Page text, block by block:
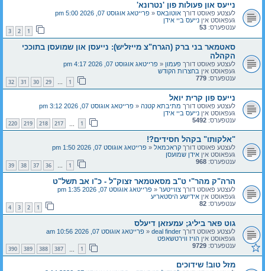
נייעס און פעולות פון 'נטרונא'
לעצטע פאוסט דורך אוטובאס « פרייטאג אוגוסט 07, 2026 5:00 pm
געפאוסט אין נייעס ביי אידן
ענטפערס: 53
1
2
3
סאטמאר בני ברק (הגרח"צ מייזליש): נייעסן און שמועסן בתוככי
הקהלה
לעצטע פאוסט דורך פעמון « פרייטאג אוגוסט 07, 2026 4:17 pm
געפאוסט אין בחצרות הקודש
ענטפערס: 779
1
…
29
30
31
32
נייעס פון קרית יואל
לעצטע פאוסט דורך מתיבתא קטנה « פרייטאג אוגוסט 07, 2026 3:12 pm
געפאוסט אין נייעס ביי אידן
ענטפערס: 5492
1
217
218
219
220
"אלקותו" בקהל חסידים?!
לעצטע פאוסט דורך קראכמאל « פרייטאג אוגוסט 07, 2026 1:50 pm
געפאוסט אין אידן שמועסן
ענטפערס: 968
1
…
36
37
38
39
הרה"ק מהר"י ט"ב מסאטמאר זצוק"ל - כ"ו אב תשל"ט
לעצטע פאוסט דורך צווייטער « פרייטאג אוגוסט 07, 2026 1:35 pm
געפאוסט אין אידישע היסטאריע
ענטפערס: 82
1
2
3
4
גוט פאר ביליג; עמעזאן דיעלס
לעצטע פאוסט דורך deal finder
« פרייטאג אוגוסט 07, 2026 10:56 am
געפאוסט אין הויז ווירטשאפט
ענטפערס: 9729
1
387
388
389
390
מזל טוב! שידוכים